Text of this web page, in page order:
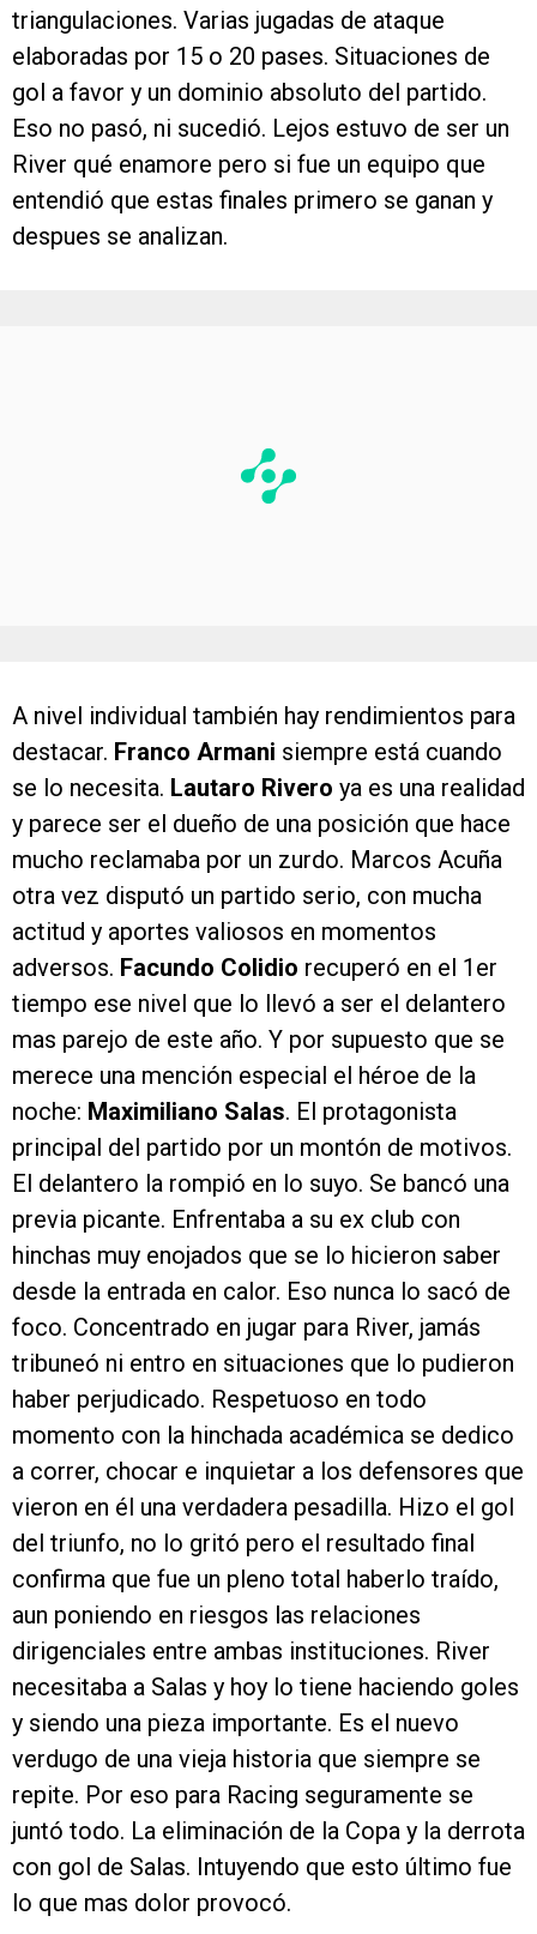
triangulaciones. Varias jugadas de ataque
elaboradas por 15 o 20 pases. Situaciones de
gol a favor y un dominio absoluto del partido.
Eso no pasó, ni sucedió. Lejos estuvo de ser un
River qué enamore pero si fue un equipo que
entendió que estas finales primero se ganan y
despues se analizan.
A nivel individual también hay rendimientos para
destacar. Franco Armani siempre está cuando
se lo necesita. Lautaro Rivero ya es una realidad
y parece ser el dueño de una posición que hace
mucho reclamaba por un zurdo. Marcos Acuña
otra vez disputó un partido serio, con mucha
actitud y aportes valiosos en momentos
adversos. Facundo Colidio recuperó en el 1er
tiempo ese nivel que lo llevó a ser el delantero
mas parejo de este año. Y por supuesto que se
merece una mención especial el héroe de la
noche: Maximiliano Salas. El protagonista
principal del partido por un montón de motivos.
El delantero la rompió en lo suyo. Se bancó una
previa picante. Enfrentaba a su ex club con
hinchas muy enojados que se lo hicieron saber
desde la entrada en calor. Eso nunca lo sacó de
foco. Concentrado en jugar para River, jamás
tribuneó ni entro en situaciones que lo pudieron
haber perjudicado. Respetuoso en todo
momento con la hinchada académica se dedico
a correr, chocar e inquietar a los defensores que
vieron en él una verdadera pesadilla. Hizo el gol
del triunfo, no lo gritó pero el resultado final
confirma que fue un pleno total haberlo traído,
aun poniendo en riesgos las relaciones
dirigenciales entre ambas instituciones. River
necesitaba a Salas y hoy lo tiene haciendo goles
y siendo una pieza importante. Es el nuevo
verdugo de una vieja historia que siempre se
repite. Por eso para Racing seguramente se
juntó todo. La eliminación de la Copa y la derrota
con gol de Salas. Intuyendo que esto último fue
lo que mas dolor provocó.